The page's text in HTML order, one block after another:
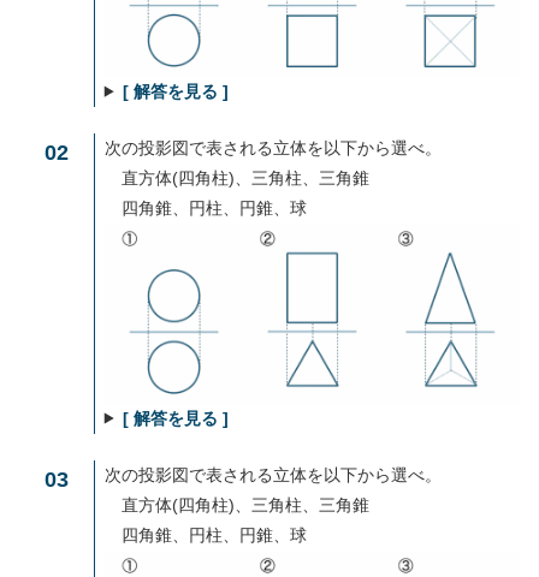
[ 解答を見る ]
02
次の投影図で表される立体を以下から選べ。
直方体(四角柱)、三角柱、三角錐
四角錐、円柱、円錐、球
[ 解答を見る ]
03
次の投影図で表される立体を以下から選べ。
直方体(四角柱)、三角柱、三角錐
四角錐、円柱、円錐、球